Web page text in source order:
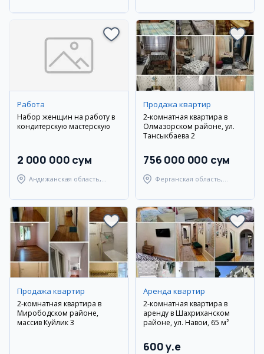
Работа
Набор женщин на работу в
кондитерскую мастерскую
2 000 000 сум
Андижанская область,
Продажа квартир
2-комнатная квартира в
Олмазорском районе, ул.
Тансыкбаева 2
756 000 000 сум
Ферганская область,
Продажа квартир
2-комнатная квартира в
Мирободском районе,
массив Куйлик 3
Аренда квартир
2-комнатная квартира в
аренду в Шахриханском
районе, ул. Навои, 65 м²
600 y.e